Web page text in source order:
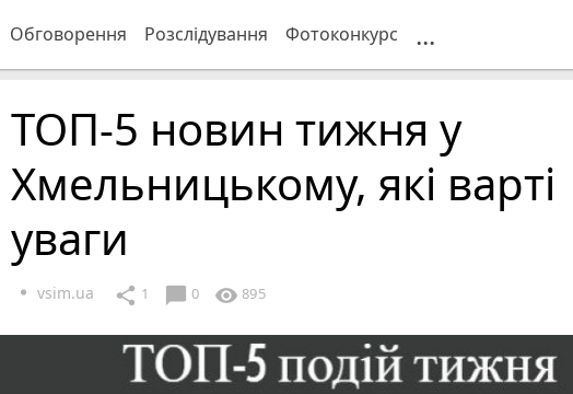
Обговорення Розслідування Фотоконкурс ...
ТОП-5 новин тижня у
Хмельницькому, які варті
уваги
vsim.ua share 1 chat_bubble 0 visibility 895